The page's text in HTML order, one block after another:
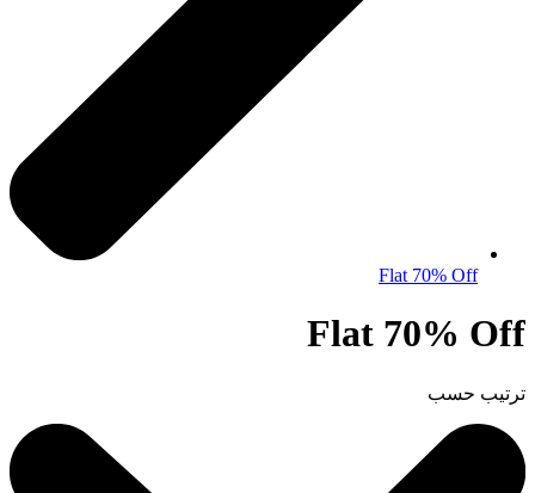
Flat 70% Off
Flat 70% Off
ترتيب حسب